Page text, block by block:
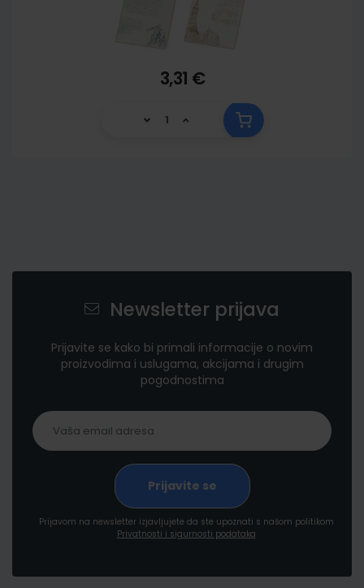
3,31 €
Newsletter prijava
Prijavite se kako bi primali informacije o novim
proizvodima i uslugama, akcijama i drugim
pogodnostima
Prijavom na newsletter izjavljujete da ste upoznati s našom politikom
Privatnosti i sigurnosti podataka